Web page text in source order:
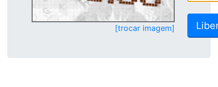
[trocar imagem]